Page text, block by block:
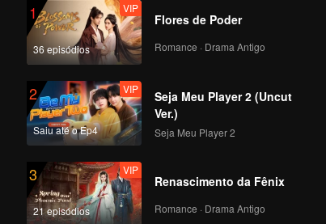
1
36 episódios
VIP
Flores de Poder
Romance · Drama Antigo
2
Saiu até o Ep4
VIP
Seja Meu Player 2 (Uncut
Ver.)
Seja Meu Player 2
3
21 episódios
VIP
Renascimento da Fênix
Romance · Drama Antigo